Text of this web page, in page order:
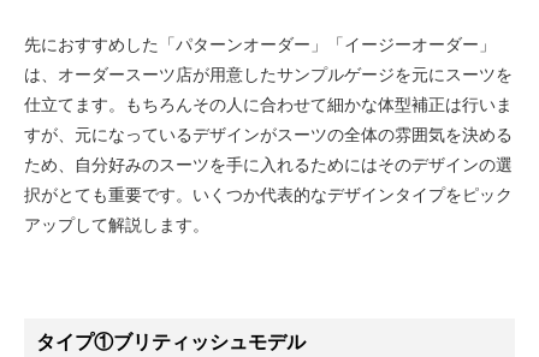
先におすすめした「パターンオーダー」「イージーオーダー」
は、オーダースーツ店が用意したサンプルゲージを元にスーツを
仕立てます。もちろんその人に合わせて細かな体型補正は行いま
すが、元になっているデザインがスーツの全体の雰囲気を決める
ため、自分好みのスーツを手に入れるためにはそのデザインの選
択がとても重要です。いくつか代表的なデザインタイプをピック
アップして解説します。
タイプ①ブリティッシュモデル